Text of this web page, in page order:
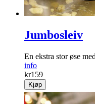
Jumbosleiv
En ekstra stor øse
info
kr159
Kjøp